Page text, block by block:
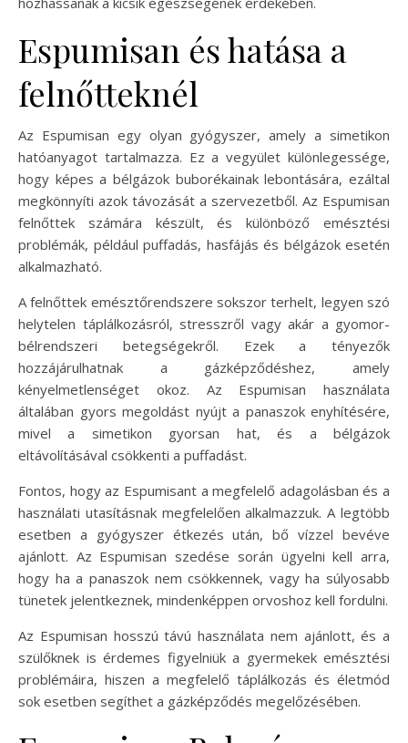
Espumisan és hatása a
felnőtteknél
Az Espumisan egy olyan gyógyszer, amely a simetikon
hatóanyagot tartalmazza. Ez a vegyület különlegessége,
hogy képes a bélgázok buborékainak lebontására, ezáltal
megkönnyíti azok távozását a szervezetből. Az Espumisan
felnőttek számára készült, és különböző emésztési
problémák, például puffadás, hasfájás és bélgázok esetén
alkalmazható.
A felnőttek emésztőrendszere sokszor terhelt, legyen szó
helytelen táplálkozásról, stresszről vagy akár a gyomor-
bélrendszeri betegségekről. Ezek a tényezők
hozzájárulhatnak a gázképződéshez, amely
kényelmetlenséget okoz. Az Espumisan használata
általában gyors megoldást nyújt a panaszok enyhítésére,
mivel a simetikon gyorsan hat, és a bélgázok
eltávolításával csökkenti a puffadást.
Fontos, hogy az Espumisant a megfelelő adagolásban és a
használati utasításnak megfelelően alkalmazzuk. A legtöbb
esetben a gyógyszer étkezés után, bő vízzel bevéve
ajánlott. Az Espumisan szedése során ügyelni kell arra,
hogy ha a panaszok nem csökkennek, vagy ha súlyosabb
tünetek jelentkeznek, mindenképpen orvoshoz kell fordulni.
Az Espumisan hosszú távú használata nem ajánlott, és a
szülőknek is érdemes figyelniük a gyermekek emésztési
problémáira, hiszen a megfelelő táplálkozás és életmód
sok esetben segíthet a gázképződés megelőzésében.